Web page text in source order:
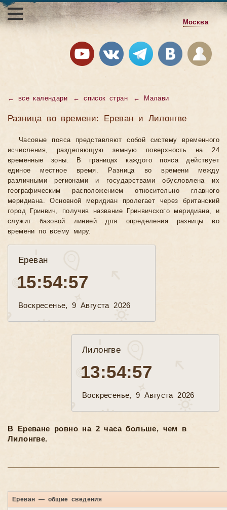
Москва
← все календари ←список стран ← Малави
Разница во времени: Ереван и Лилонгве
Часовые пояса представляют собой систему временного
исчисления, разделяющую земную поверхность на 24
временные зоны. В границах каждого пояса действует
единое местное время. Разница во времени между
различными регионами и государствами обусловлена их
географическим расположением относительно главного
меридиана. Основной меридиан пролегает через британский
город Гринвич, получив название Гринвичского меридиана, и
служит базовой линией для определения разницы во
времени по всему миру.
Ереван
15:54:58
Воскресенье, 9 Августа 2026
Лилонгве
13:54:58
Воскресенье, 9 Августа 2026
В Ереване ровно на 2 часа больше, чем в
Лилонгве.
Ереван — общие сведения